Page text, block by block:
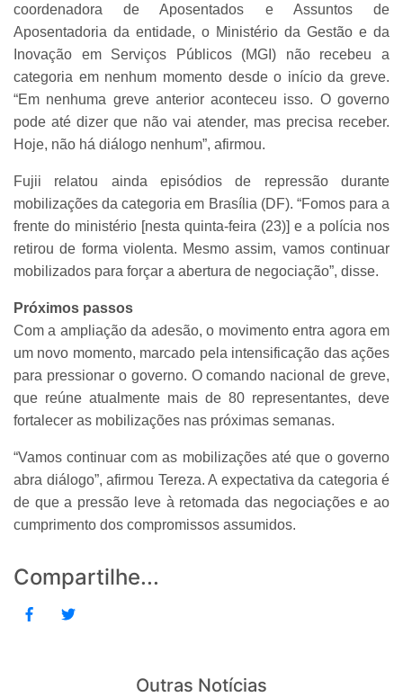
coordenadora de Aposentados e Assuntos de
Aposentadoria da entidade, o Ministério da Gestão e da
Inovação em Serviços Públicos (MGI) não recebeu a
categoria em nenhum momento desde o início da greve.
“Em nenhuma greve anterior aconteceu isso. O governo
pode até dizer que não vai atender, mas precisa receber.
Hoje, não há diálogo nenhum”, afirmou.
Fujii relatou ainda episódios de repressão durante
mobilizações da categoria em Brasília (DF). “Fomos para a
frente do ministério [nesta quinta-feira (23)] e a polícia nos
retirou de forma violenta. Mesmo assim, vamos continuar
mobilizados para forçar a abertura de negociação”, disse.
Próximos passos
Com a ampliação da adesão, o movimento entra agora em
um novo momento, marcado pela intensificação das ações
para pressionar o governo. O comando nacional de greve,
que reúne atualmente mais de 80 representantes, deve
fortalecer as mobilizações nas próximas semanas.
“Vamos continuar com as mobilizações até que o governo
abra diálogo”, afirmou Tereza. A expectativa da categoria é
de que a pressão leve à retomada das negociações e ao
cumprimento dos compromissos assumidos.
Compartilhe...
Outras Notícias